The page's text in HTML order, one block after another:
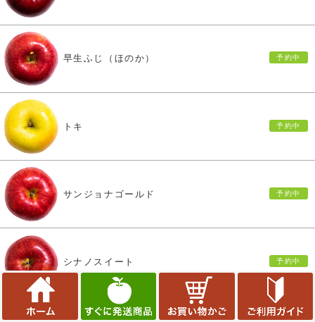
早生ふじ（ほのか）
トキ
サンジョナゴールド
シナノスイート